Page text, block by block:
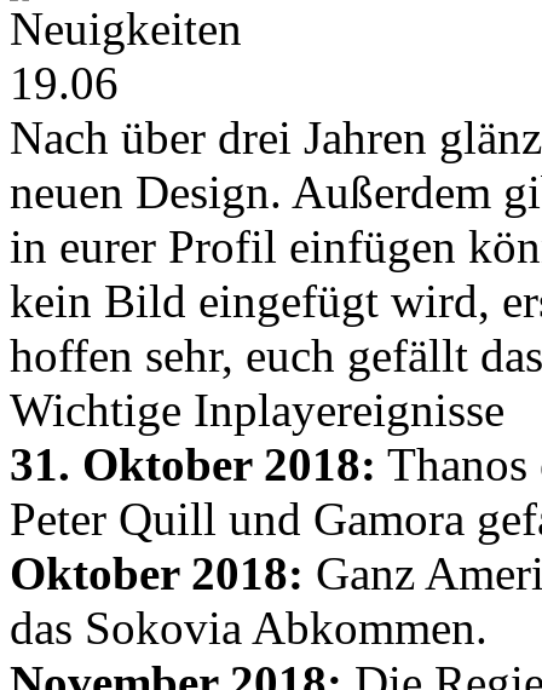
Neuigkeiten
19.06
Nach über drei Jahren
neuen Design. Außerdem
in eurer Profil einfügen
kein Bild eingefügt wird,
hoffen sehr, euch gefällt
Wichtige Inplayereignisse
31. Oktober 2018:
Peter Quill und Gamora
Oktober 2018: Ganz
das Sokovia Abkommen.